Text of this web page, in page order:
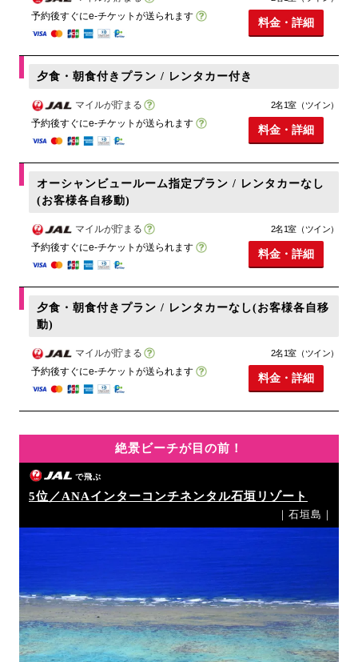
予約後すぐにe-チケットが送られます
料金・詳細
夕食・朝食付きプラン / レンタカー付き
マイルが貯まる
予約後すぐにe-チケットが送られます
2名1室（ツイン）
料金・詳細
オーシャンビュールーム指定プラン / レンタカーなし
(お客様各自移動)
マイルが貯まる
予約後すぐにe-チケットが送られます
2名1室（ツイン）
料金・詳細
夕食・朝食付きプラン / レンタカーなし(お客様各自移
動)
マイルが貯まる
予約後すぐにe-チケットが送られます
2名1室（ツイン）
料金・詳細
絶景ビーチが目の前！
で飛ぶ
5位／ANAインターコンチネンタル石垣リゾート
｜石垣島｜